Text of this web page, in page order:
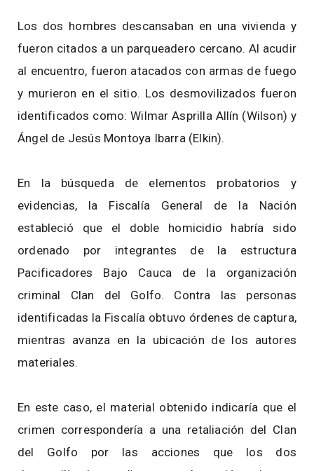
Los dos hombres descansaban en una vivienda y
fueron citados a un parqueadero cercano. Al acudir
al encuentro, fueron atacados con armas de fuego
y murieron en el sitio. Los desmovilizados fueron
identificados como: Wilmar Asprilla Allín (Wilson) y
Ángel de Jesús Montoya Ibarra (Elkin).
En la búsqueda de elementos probatorios y
evidencias, la Fiscalía General de la Nación
estableció que el doble homicidio habría sido
ordenado por integrantes de la estructura
Pacificadores Bajo Cauca de la organización
criminal Clan del Golfo. Contra las personas
identificadas la Fiscalía obtuvo órdenes de captura,
mientras avanza en la ubicación de los autores
materiales.
En este caso, el material obtenido indicaría que el
crimen correspondería a una retaliación del Clan
del Golfo por las acciones que los dos